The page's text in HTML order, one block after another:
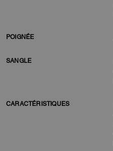
POIGNÉE
SANGLE
CARACTÉRISTIQUES